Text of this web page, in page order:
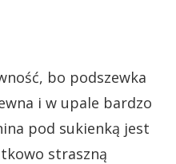
bo podszewka
i w upale bardzo
pod sukienką jest
straszną